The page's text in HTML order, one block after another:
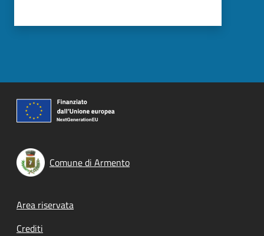
Comune di Armento
Footer menu
Area riservata
Crediti